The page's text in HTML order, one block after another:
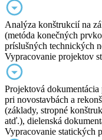
Analýza konštrukcií na
(metóda konečných
príslušných technických
Vypracovanie projektov
Projektová dokumentácia
pri novostavbách a
(základy, stropné
atď.), dielenská
Vypracovanie statických